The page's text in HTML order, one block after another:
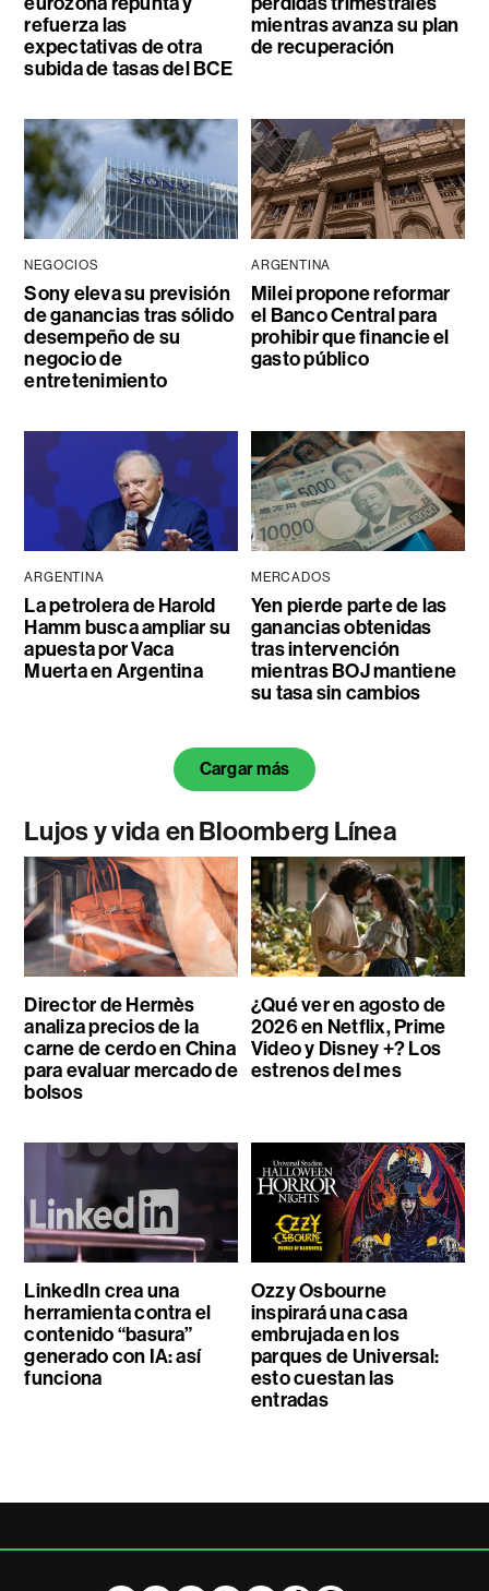
refuerza las
expectativas de otra
subida de tasas del BCE
mientras avanza su plan
de recuperación
NEGOCIOS
Sony eleva su previsión
de ganancias tras sólido
desempeño de su
negocio de
entretenimiento
ARGENTINA
Milei propone reformar
el Banco Central para
prohibir que financie el
gasto público
ARGENTINA
La petrolera de Harold
Hamm busca ampliar su
apuesta por Vaca
Muerta en Argentina
MERCADOS
Yen pierde parte de las
ganancias obtenidas
tras intervención
mientras BOJ mantiene
su tasa sin cambios
Cargar más
Lujos y vida en Bloomberg Línea
Director de Hermès
analiza precios de la
carne de cerdo en China
para evaluar mercado de
bolsos
¿Qué ver en agosto de
2026 en Netflix, Prime
Video y Disney +? Los
estrenos del mes
LinkedIn crea una
herramienta contra el
contenido “basura”
generado con IA: así
funciona
Ozzy Osbourne
inspirará una casa
embrujada en los
parques de Universal:
esto cuestan las
entradas